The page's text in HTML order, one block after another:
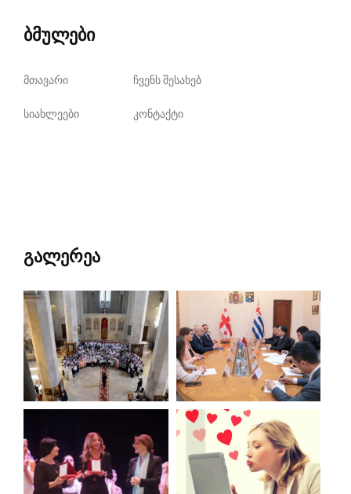
ბმულები
მთავარი ჩვენს შესახებ
სიახლეები კონტაქტი
გალერეა